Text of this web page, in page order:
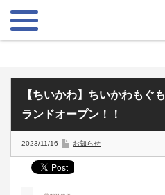
【ちいかわ】ちいかわもぐ
ランドオープン！！
2023/11/16 お知らせ